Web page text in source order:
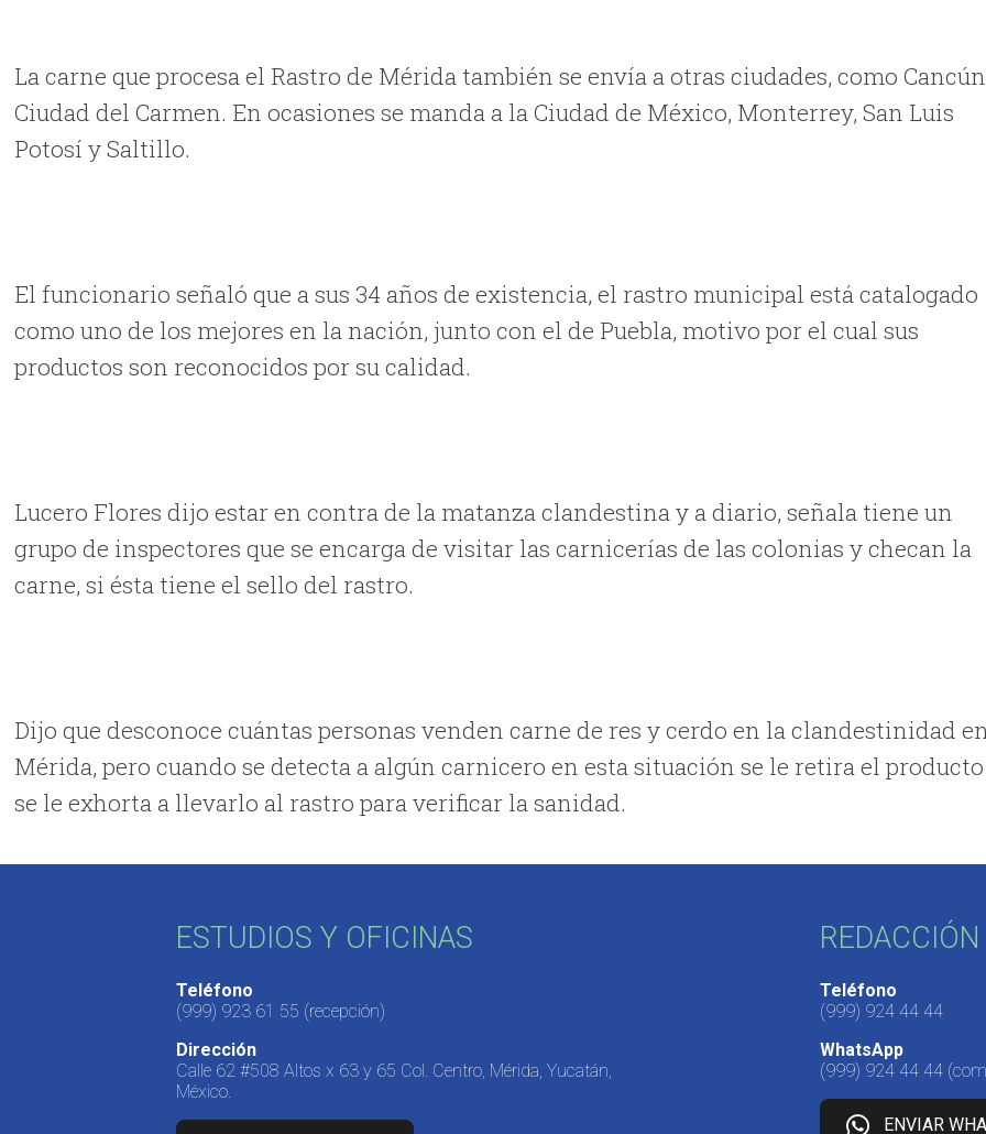
La carne que procesa el Rastro de Mérida también se envía a otras ciudades, como
Ciudad del Carmen. En ocasiones se manda a la Ciudad de México, Monterrey, San Luis
Potosí y Saltillo.
El funcionario señaló que a sus 34 años de existencia, el rastro municipal está catalogado
como uno de los mejores en la nación, junto con el de Puebla, motivo por el cual sus
productos son reconocidos por su calidad.
Lucero Flores dijo estar en contra de la matanza clandestina y a diario, señala tiene un
grupo de inspectores que se encarga de visitar las carnicerías de las colonias y checan la
carne, si ésta tiene el sello del rastro.
Dijo que desconoce cuántas personas venden carne de res y cerdo en la clandestinidad
Mérida, pero cuando se detecta a algún carnicero en esta situación se le retira el
se le exhorta a llevarlo al rastro para verificar la sanidad.
ESTUDIOS Y OFICINAS
Teléfono
(999) 923 61 55 (recepción)
Dirección
Calle 62 #508 Altos x 63 y 65 Col. Centro, Mérida, Yucatán,
México.
Teléfono
(999) 924 44 44
WhatsApp
(999) 924 44 44
ENVIAR